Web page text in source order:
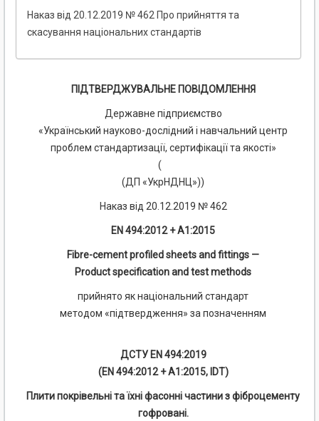
Наказ від 20.12.2019 № 462 Про прийняття та
скасування національних стандартів
ПІДТВЕРДЖУВАЛЬНЕ ПОВІДОМЛЕННЯ
Державне підприємство
«Український науково-дослідний і навчальний центр
проблем стандартизації, сертифікації та якості»
(
(ДП «УкрНДНЦ»))
Наказ від 20.12.2019 № 462
EN 494:2012 + A1:2015
Fibre-cement profiled sheets and fittings —
Product specification and test methods
прийнято як національний стандарт
методом «підтвердження» за позначенням
ДСТУ EN 494:2019
(EN 494:2012 + A1:2015, IDT)
Плити покрівельні та їхні фасонні частини з фіброцементу
гофровані.